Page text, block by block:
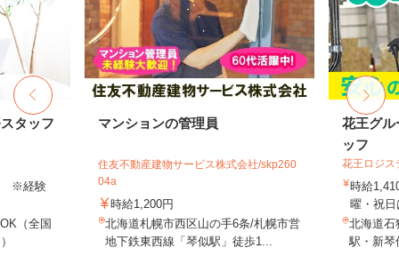
タッフ
※経験
（全国
マンションの管理員
住友不動産建物サービス株式会社/skp260
04a
時給1,200円
北海道札幌市西区山の手6条/札幌市営
地下鉄東西線「琴似駅」徒歩1...
花王グル
ッフ
花王ロジ
時給
曜・祝
北海道石
駅・新琴